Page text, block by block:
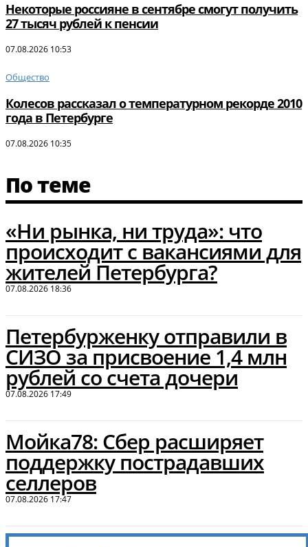
Некоторые россияне в сентябре смогут получить
27 тысяч рублей к пенсии
07.08.2026 10:53
Общество
Колесов рассказал о температурном рекорде 2010
года в Петербурге
07.08.2026 10:35
По теме
«Ни рынка, ни труда»: что
происходит с вакансиями для
жителей Петербурга?
07.08.2026 18:36
Петербурженку отправили в
СИЗО за присвоение 1,4 млн
рублей со счета дочери
07.08.2026 17:49
Мойка78: Сбер расширяет
поддержку пострадавших
селлеров
07.08.2026 17:47